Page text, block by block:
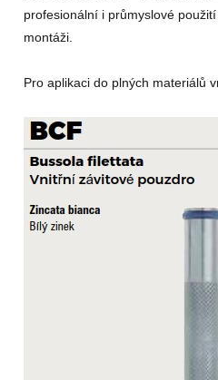
profesionální i průmyslové
montáži.
Pro aplikaci do plných materiálů